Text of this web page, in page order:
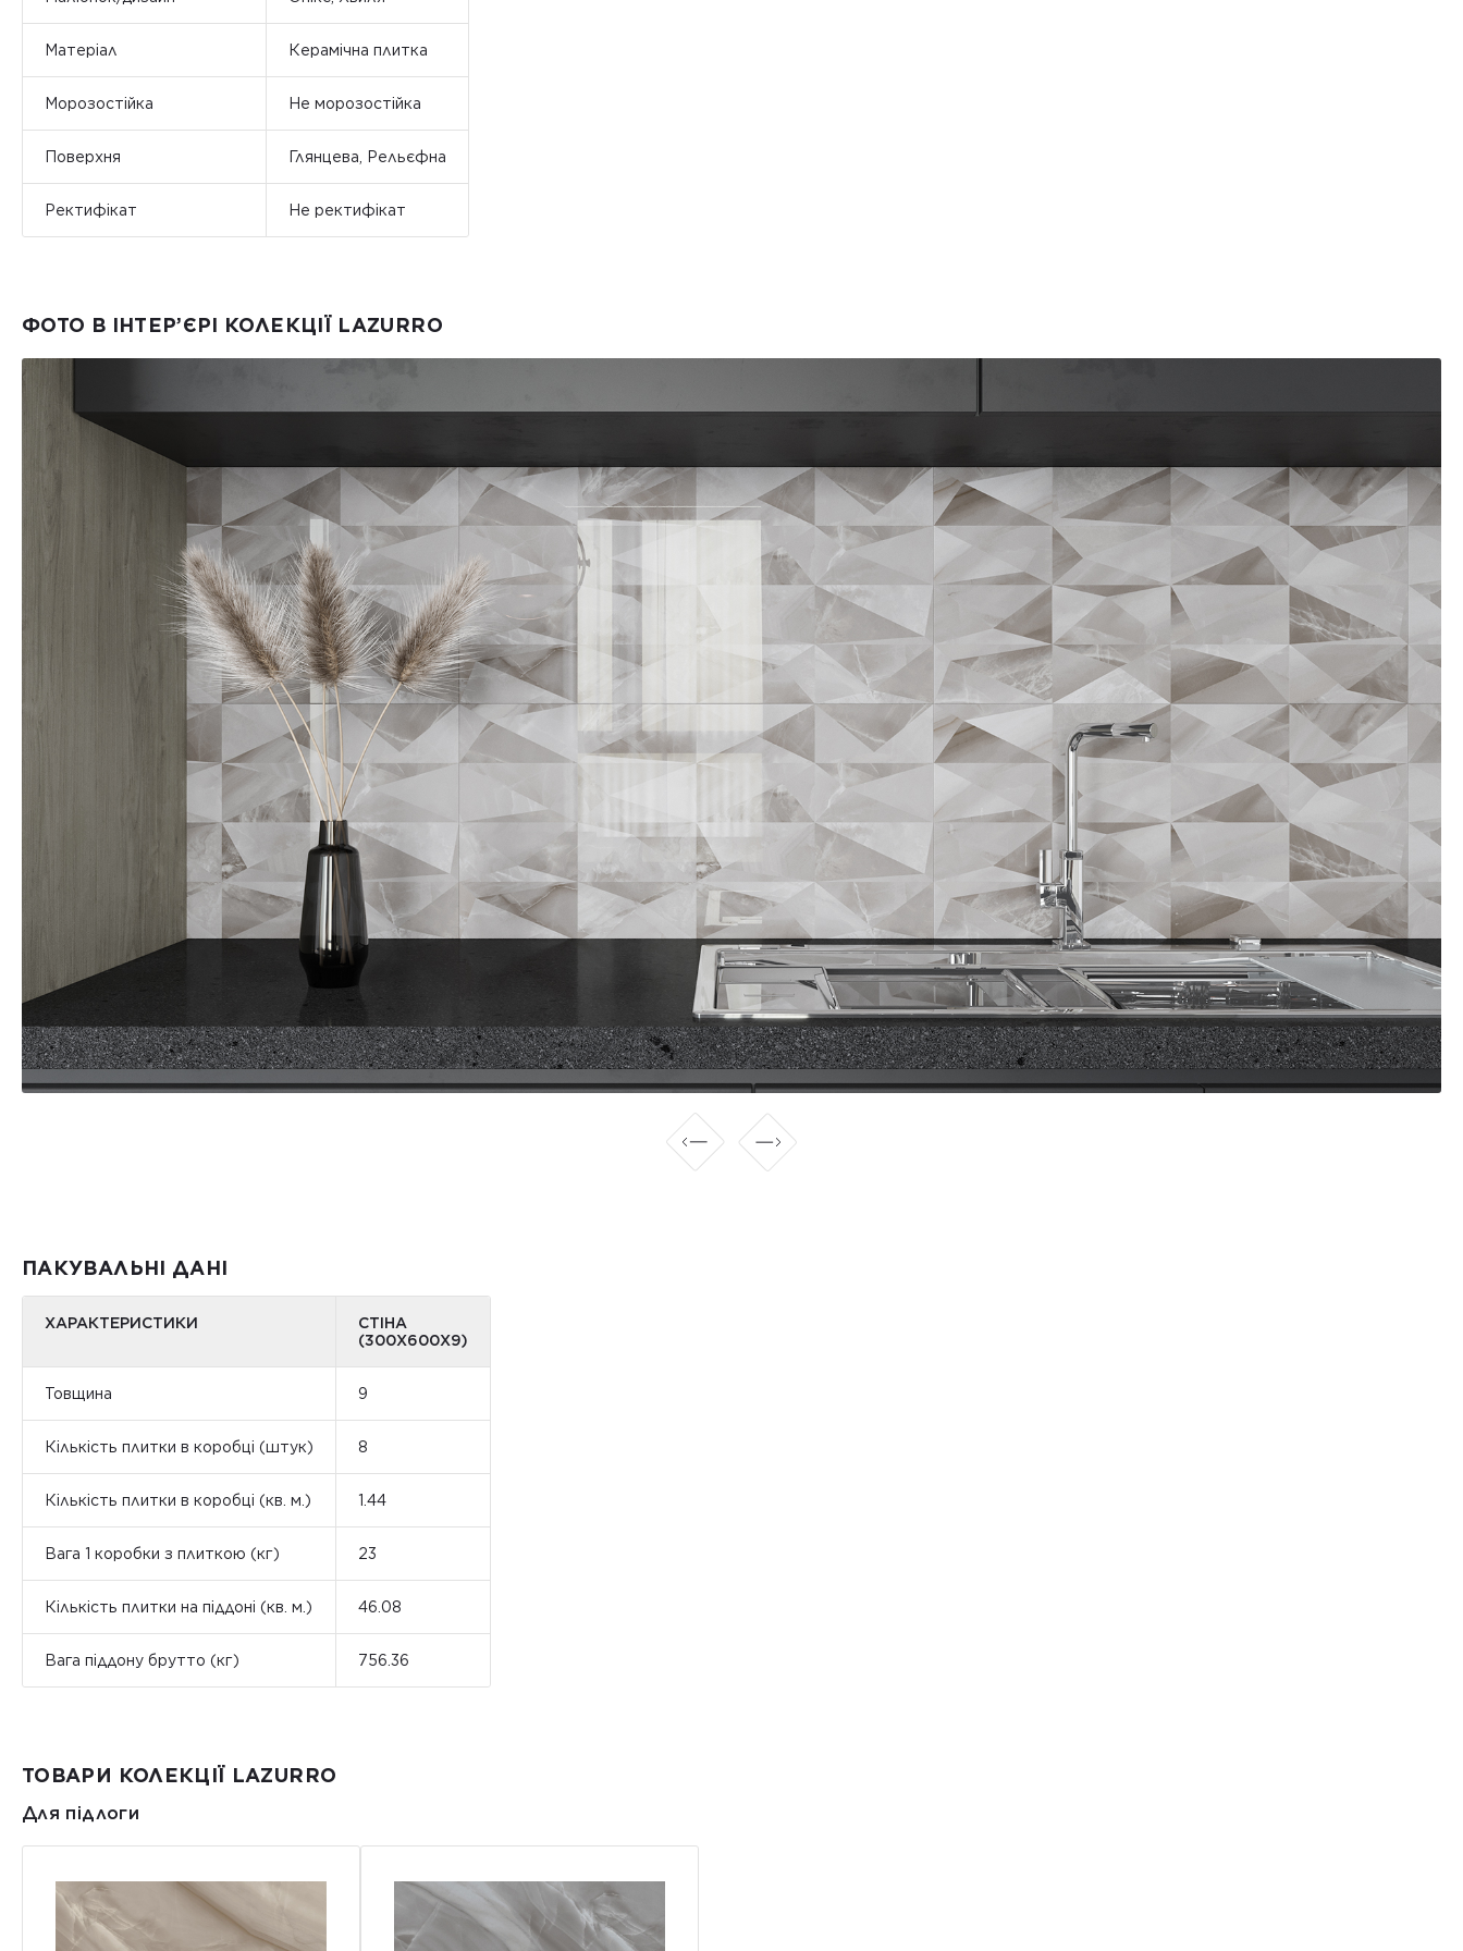
Матеріал Керамічна плитка
Морозостійка Не морозостійка
Поверхня Глянцева, Рельєфна
Ректифікат Не ректифікат
ФОТО В ІНТЕР’ЄРІ КОЛЕКЦІЇ LAZURRO
ПАКУВАЛЬНІ ДАНІ
ХАРАКТЕРИСТИКИ
СТІНА
(300Х600Х9)
Товщина 9
Кількість плитки в коробці (штук) 8
Кількість плитки в коробці (кв. м.) 1.44
Вага 1 коробки з плиткою (кг) 23
Кількість плитки на піддоні (кв. м.) 46.08
Вага піддону брутто (кг) 756.36
ТОВАРИ КОЛЕКЦІЇ LAZURRO
Для підлоги